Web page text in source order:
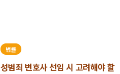
법률
성범죄 변호사 선임 시 고려해야 할